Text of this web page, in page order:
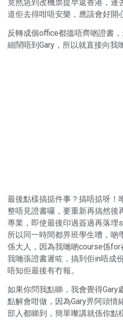
竟然急到改機票提早返香港，連
道佢去得咁唔安樂，應該會好開
反轉成個office都搵唔齊啲證書
細鬧唔到Gary，所以就直接向我
最後點樣搞掂件事？搞唔掂呀！
整唔見證書囉，要重新再搞然後
專業，即使最後印過簽過再落埋
所以同一時間都畀班學生嘈，啲
係大人，因為我哋啲course係
我哋張證書遲咗，搞到佢in唔成
唔知佢最後有冇報。
如果你問我點睇，我會覺得Gary
點解會咁做，因為Gary畀阿頭情
部人都睇到，簡單嚟講就係你點